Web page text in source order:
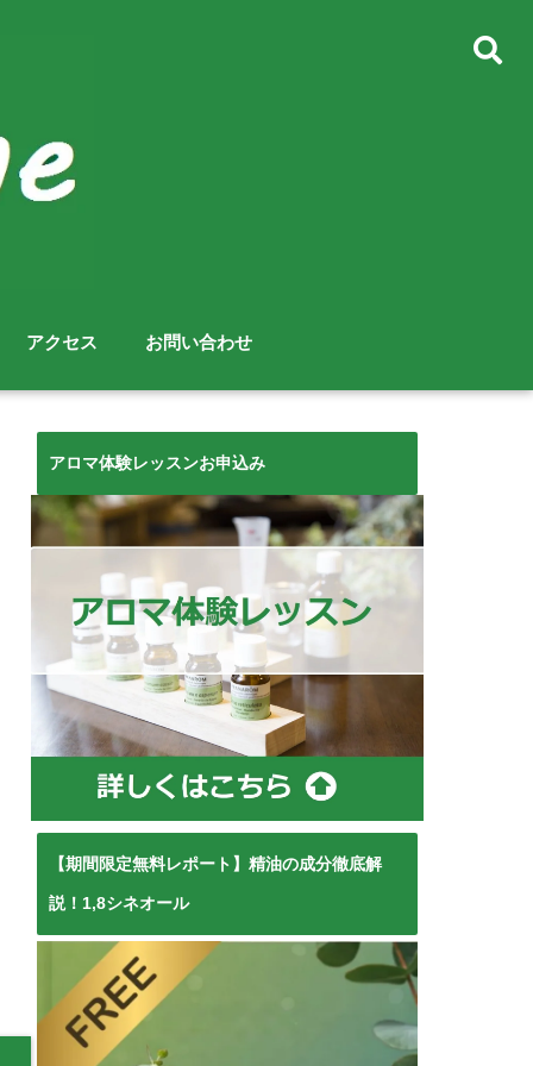
アクセス お問い合わせ
アロマ体験レッスンお申込み
【期間限定無料レポート】精油の成分徹底解
説！1,8シネオール